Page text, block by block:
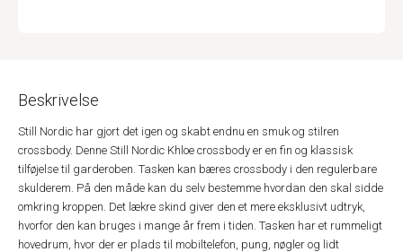
Beskrivelse
Still Nordic har gjort det igen og skabt endnu en smuk og stilren
crossbody. Denne Still Nordic Khloe crossbody er en fin og klassisk
tilføjelse til garderoben. Tasken kan bæres crossbody i den regulerbare
skulderem. På den måde kan du selv bestemme hvordan den skal sidde
omkring kroppen. Det lækre skind giver den et mere eksklusivt udtryk,
hvorfor den kan bruges i mange år frem i tiden. Tasken har et rummeligt
hovedrum, hvor der er plads til mobiltelefon, pung, nøgler og lidt